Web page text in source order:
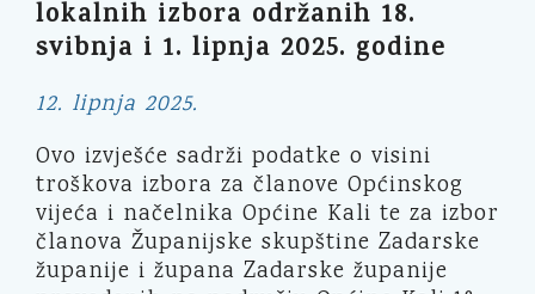
lokalnih izbora održanih 18.
svibnja i 1. lipnja 2025. godine
12. lipnja 2025.
Ovo izvješće sadrži podatke o visini
troškova izbora za članove Općinskog
vijeća i načelnika Općine Kali te za izbor
članova Županijske skupštine Zadarske
županije i župana Zadarske županije